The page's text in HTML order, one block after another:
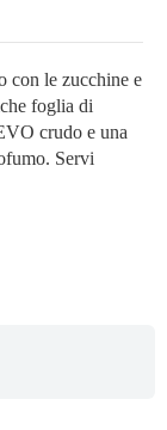
con le zucchine e
foglia di
crudo e una
Servi